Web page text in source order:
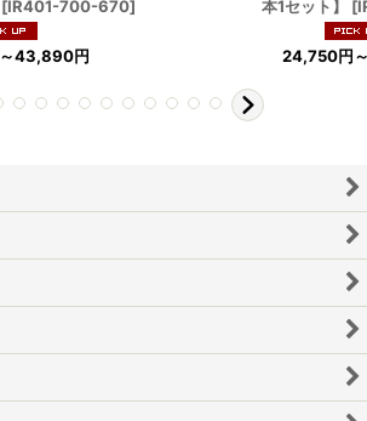
[IR401-700-670]
～43,890円
本1セット】
[
24,750円